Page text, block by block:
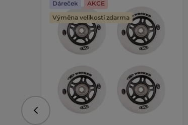
Dáreček
AKCE
Výměna velikosti zdarma
Předchozí